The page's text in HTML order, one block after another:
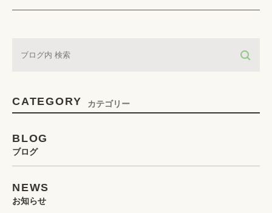
CATEGORY カテゴリー
BLOG
ブログ
NEWS
お知らせ